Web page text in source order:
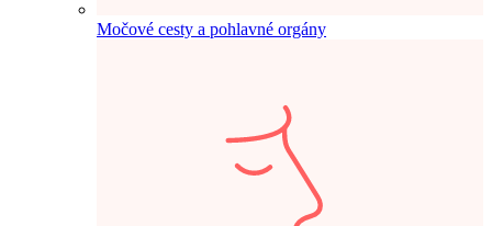
Močové cesty a pohlavné orgány